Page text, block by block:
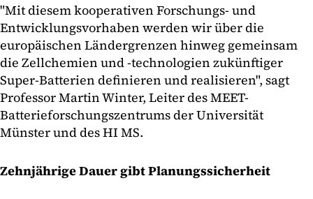
"Mit diesem kooperativen Forschungs- und
Entwicklungsvorhaben werden wir über die
europäischen Ländergrenzen hinweg gemeinsam
die Zellchemien und -technologien zukünftiger
Super-Batterien definieren und realisieren", sagt
Professor Martin Winter, Leiter des MEET-
Batterieforschungszentrums der Universität
Münster und des HI MS.
Zehnjährige Dauer gibt Planungssicherheit